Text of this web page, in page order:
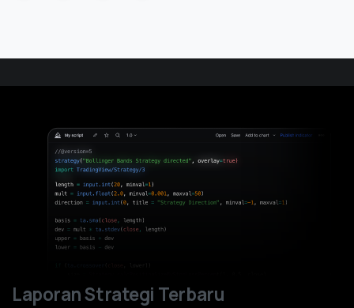
Laporan Strategi Terbaru